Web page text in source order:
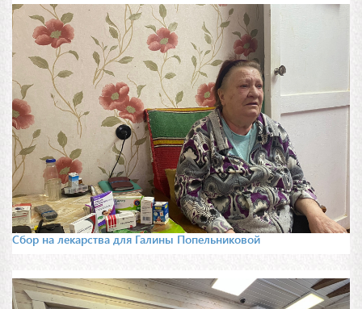
Сбор на лекарства для Галины Попельниковой